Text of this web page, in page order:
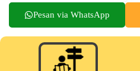
Pesan via WhatsApp